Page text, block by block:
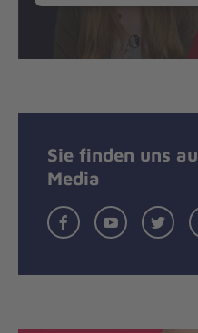
Sie finden uns
Media
FacebookYoutube